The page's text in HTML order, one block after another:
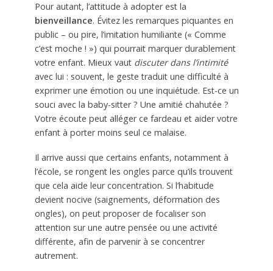
Pour autant, l’attitude à adopter est la
bienveillance. Évitez les remarques piquantes en
public – ou pire, l’imitation humiliante (« Comme
c’est moche ! ») qui pourrait marquer durablement
votre enfant. Mieux vaut discuter dans l’intimité
avec lui : souvent, le geste traduit une difficulté à
exprimer une émotion ou une inquiétude. Est-ce un
souci avec la baby-sitter ? Une amitié chahutée ?
Votre écoute peut alléger ce fardeau et aider votre
enfant à porter moins seul ce malaise.
Il arrive aussi que certains enfants, notamment à
l’école, se rongent les ongles parce qu’ils trouvent
que cela aide leur concentration. Si l’habitude
devient nocive (saignements, déformation des
ongles), on peut proposer de focaliser son
attention sur une autre pensée ou une activité
différente, afin de parvenir à se concentrer
autrement.